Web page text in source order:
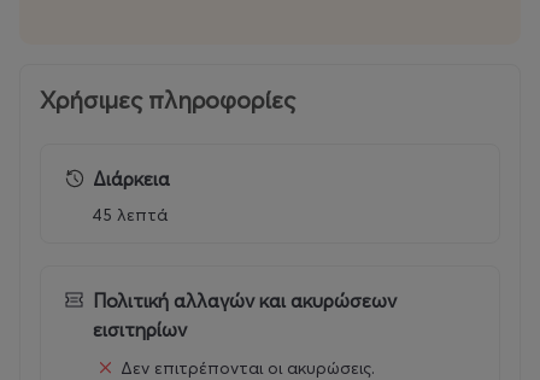
με τα μαντήλια να κρυφτούμε και αφού θα
Χρήσιμες πληροφορίες
Διάρκεια
45 λεπτά
Πολιτική αλλαγών και ακυρώσεων
εισιτηρίων
Δεν επιτρέπονται οι ακυρώσεις.